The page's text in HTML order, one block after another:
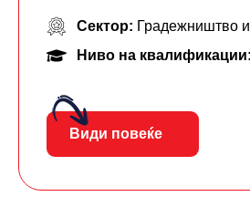
Сектор: Градежништво и
Ниво на квалификации:
Види повеќе